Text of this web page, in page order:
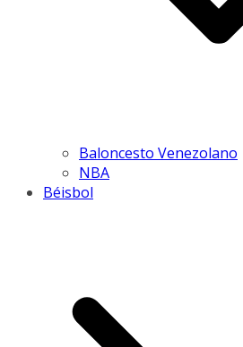
Baloncesto Venezolano
NBA
Béisbol